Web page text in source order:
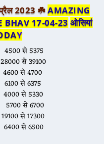
2023 ☘️AMAZING
BHAV 17-04-23 ओसियां
Y
से 5375
28000 से 39100
4600 से 4700
6100 से 6375
4000 से 5330
5700 से 6700
19100 से 17300
6400 से 6500